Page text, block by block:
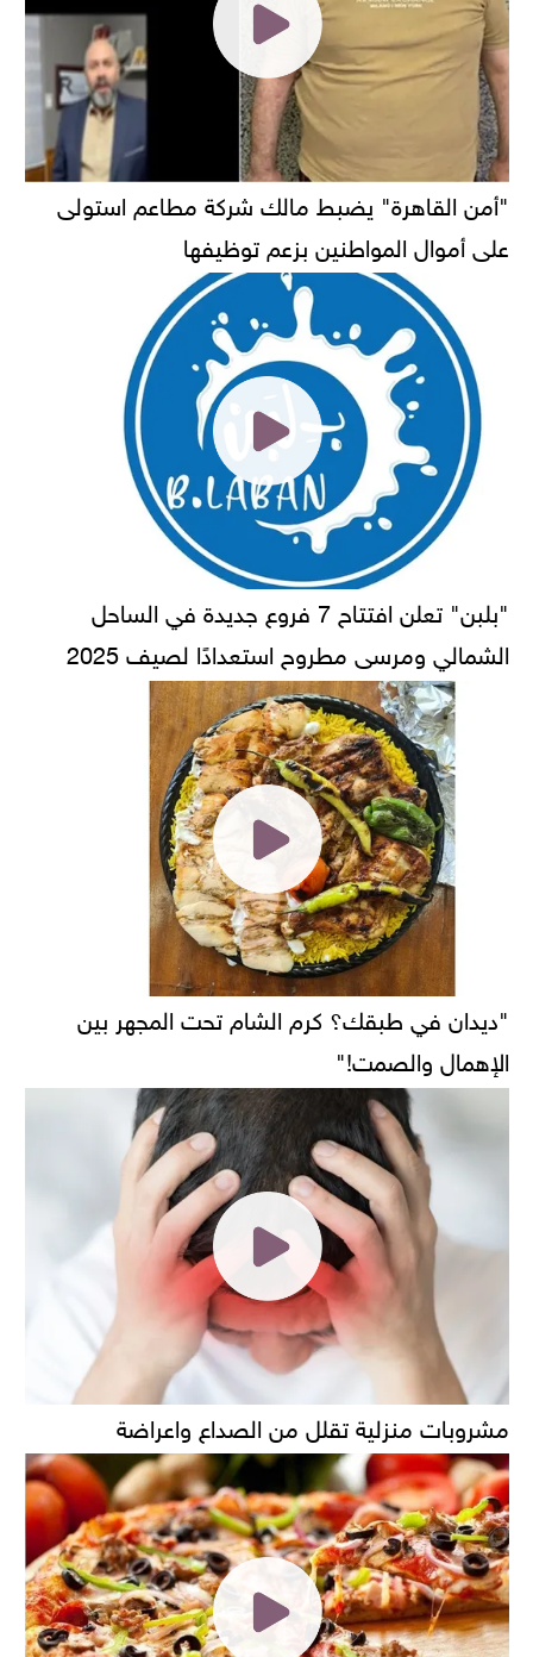
"أمن القاهرة" يضبط مالك شركة مطاعم استولى
على أموال المواطنين بزعم توظيفها
"بلبن" تعلن افتتاح 7 فروع جديدة في الساحل
الشمالي ومرسى مطروح استعدادًا لصيف 2025
"ديدان في طبقك؟ كرم الشام تحت المجهر بين
الإهمال والصمت!"
مشروبات منزلية تقلل من الصداع واعراضة